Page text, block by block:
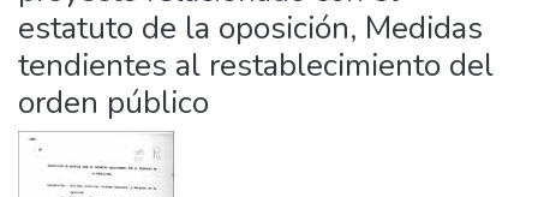
estatuto de la oposición, Medidas
tendientes al restablecimiento del
orden público